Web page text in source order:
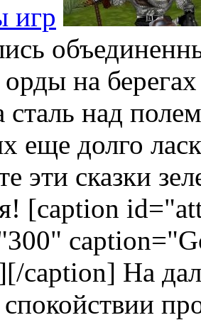
игр
орды на
сталь над
еще долго
эти сказки
[caption
caption] На